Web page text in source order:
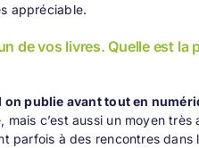
appréciable.
de vos livres. Quelle est
publie avant tout en
c’est aussi un moyen
à des rencontres dans